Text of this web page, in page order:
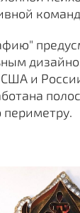
и
периметру.